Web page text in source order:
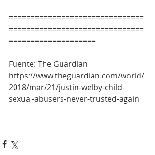
===============================
===============================
====================
Fuente: The Guardian
https://www.theguardian.com/world/
2018/mar/21/justin-welby-child-
sexual-abusers-never-trusted-again